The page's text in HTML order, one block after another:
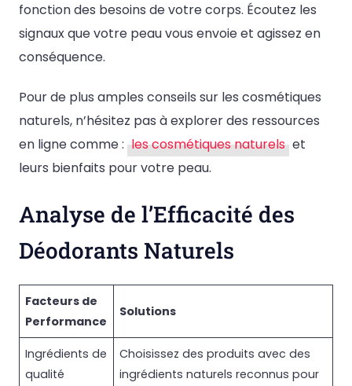
fonction des besoins de votre corps. Écoutez les
signaux que votre peau vous envoie et agissez en
conséquence.
Pour de plus amples conseils sur les cosmétiques
naturels, n’hésitez pas à explorer des ressources
en ligne comme : les cosmétiques naturels et
leurs bienfaits pour votre peau.
Analyse de l’Efficacité des
Déodorants Naturels
Facteurs de
Performance
Solutions
Ingrédients de
qualité
Choisissez des produits avec des
ingrédients naturels reconnus pour